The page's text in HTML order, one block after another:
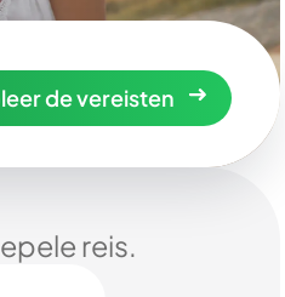
de vereisten
reis.